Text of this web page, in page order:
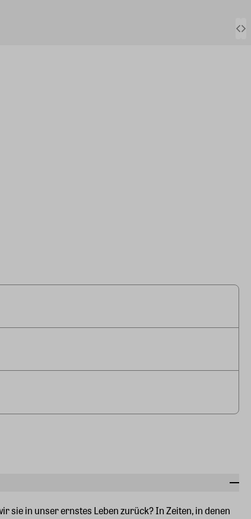
sie in unser ernstes Leben zurück? In Zeiten, in denen